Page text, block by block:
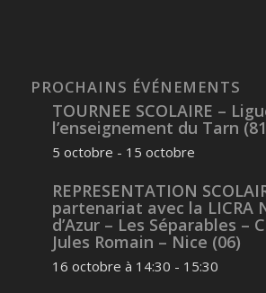
PROCHAINS ÉVÉNEMENTS
TOURNEE SCOLAIRE –
l’enseignement du Tarn
5 octobre - 15 octobre
REPRESENTATION
partenariat avec la LICRA
d’Azur – Les Séparables –
Jules Romain – Nice (06)
16 octobre à 14:30 - 15:30